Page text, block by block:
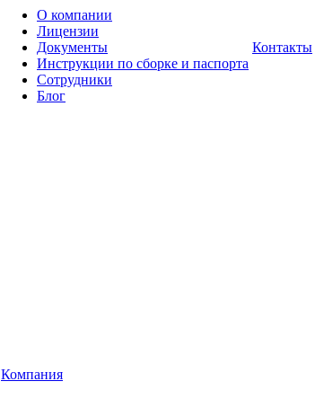
О компании
Лицензии
Документы
Инструкции по сборке и паспорта
Сотрудники
Блог
Контакты
Компания